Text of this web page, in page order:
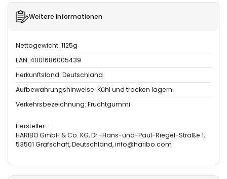
Weitere Informationen
Nettogewicht: 1125g
EAN: 4001686005439
Herkunftsland: Deutschland
Aufbewahrungshinweise: Kühl und trocken lagern.
Verkehrsbezeichnung: Fruchtgummi
Hersteller:
HARIBO GmbH & Co. KG, Dr.-Hans-und-Paul-Riegel-Straße 1,
53501 Grafschaft, Deutschland, info@haribo.com